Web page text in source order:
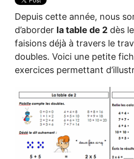
Depuis cette année, nous
d’aborder la table de 2 dès
faisions déjà à travers le
doubles. Voici une petite
exercices permettant